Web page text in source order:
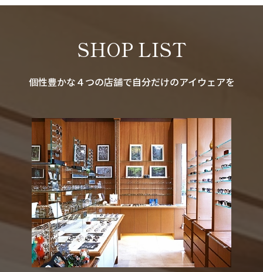
SHOP LIST
個性豊かな４つの店舗で自分だけのアイウェアを